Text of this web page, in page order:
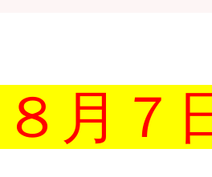
月７